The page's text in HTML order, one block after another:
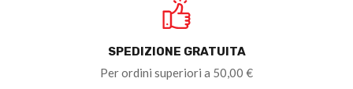
SPEDIZIONE GRATUITA
Per ordini superiori a 50,00 €